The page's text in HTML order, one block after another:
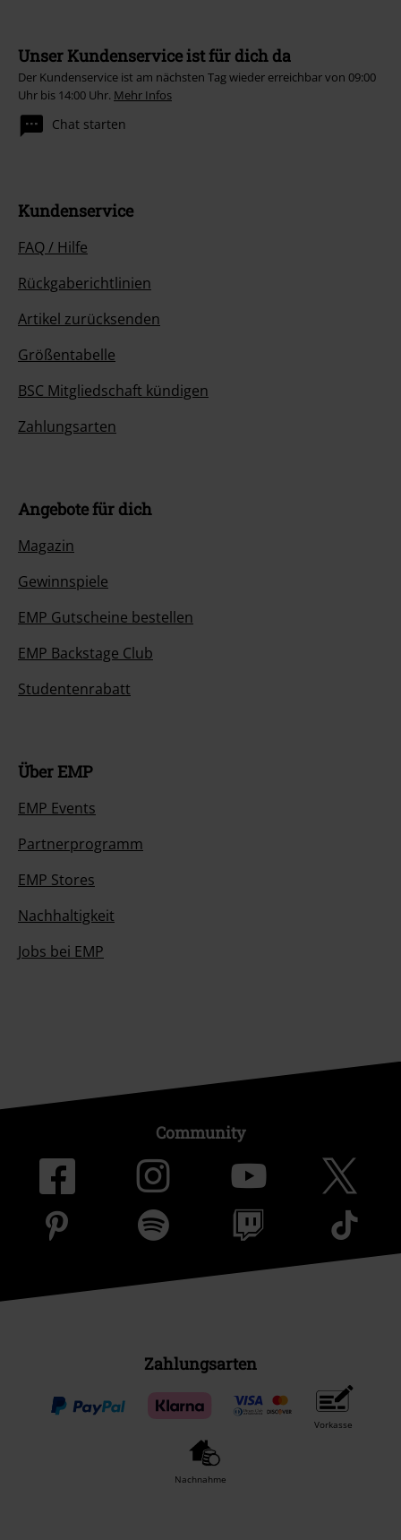
Unser Kundenservice ist für dich da
Der Kundenservice ist am nächsten Tag wieder erreichbar von 09:00
Uhr bis 14:00 Uhr. Mehr Infos
Chat starten
Kundenservice
FAQ / Hilfe
Rückgaberichtlinien
Artikel zurücksenden
Größentabelle
BSC Mitgliedschaft kündigen
Zahlungsarten
Angebote für dich
Magazin
Gewinnspiele
EMP Gutscheine bestellen
EMP Backstage Club
Studentenrabatt
Über EMP
EMP Events
Partnerprogramm
EMP Stores
Nachhaltigkeit
Jobs bei EMP
Community
Zahlungsarten
Vorkasse
Nachnahme